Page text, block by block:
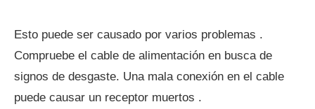
Esto puede ser causado por varios problemas .
Compruebe el cable de alimentación en busca de
signos de desgaste. Una mala conexión en el cable
puede causar un receptor muertos .